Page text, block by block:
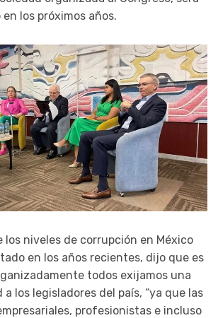
los próximos años.
los niveles de corrupción en México
en los años recientes, dijo que es
todos exijamos una
los legisladores del país, “ya que las
profesionistas e incluso